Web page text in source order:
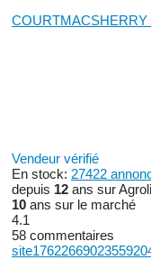
COURTMACSHERRY
Vendeur vérifié
En stock: 27422
depuis 12 ans sur
10 ans sur le marché
4.1
58 commentaires